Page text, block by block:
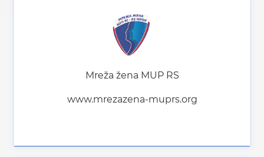
Mreža žena MUP RS
www.mrezazena-muprs.org